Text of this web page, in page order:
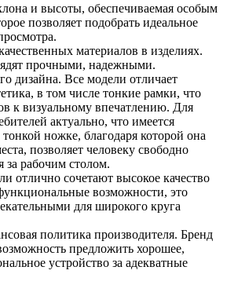
и высоты, обеспечиваемая особым
позволяет подобрать идеальное
материалов в изделиях.
прочными, надежными.
дизайна. Все модели отличает
в том числе тонкие рамки, что
к визуальному впечатлению. Для
актуально, что имеется
ножке, благодаря которой она
позволяет человеку свободно
за рабочим столом.
отлично сочетают высокое качество
возможности, это
для широкого круга
политика производителя. Бренд
предложить хорошее,
устройство за адекватные